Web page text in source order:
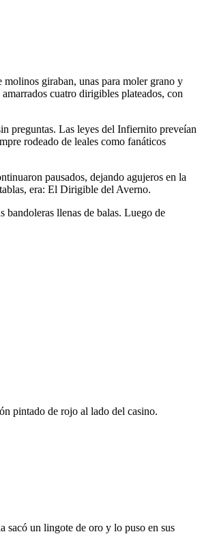
molinos giraban, unas para moler grano y
cuatro dirigibles plateados, con
preguntas. Las leyes del Infiernito preveían
rodeado de leales como fanáticos
pausados, dejando agujeros en la
era: El Dirigible del Averno.
bandoleras llenas de balas. Luego de
pintado de rojo al lado del casino.
sacó un lingote de oro y lo puso en sus